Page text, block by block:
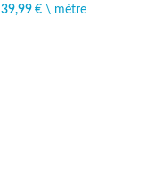
39,99 € \ mètre